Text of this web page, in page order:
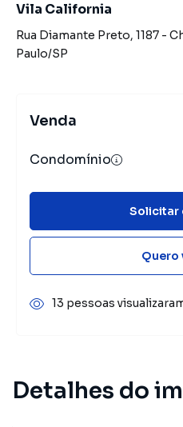
Detalhes do
Vila California
Rua Diamante Preto, 1187 -
Paulo/SP
Venda
Condomínio
Solicitar
Quero
13 pessoas